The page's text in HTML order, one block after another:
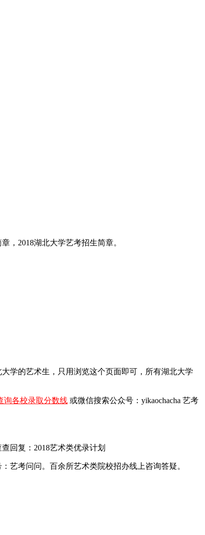
，2018湖北大学艺考招生简章。
学的艺术生，只用浏览这个页面即可，所有湖北大学
询各校录取分数线 或微信搜索公众号：yikaochacha 艺考
回复：2018艺术类优录计划
艺考问问。百余所艺术类院校招办线上咨询答疑。